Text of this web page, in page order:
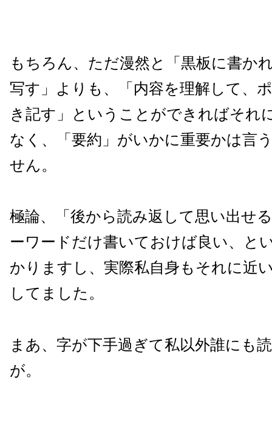
もちろん、ただ漫然と「黒板に書か
写す」よりも、「内容を理解して、
き記す」ということができればそれ
なく、「要約」がいかに重要かは言
せん。
極論、「後から読み返して思い出せ
ーワードだけ書いておけば良い、と
かりますし、実際私自身もそれに近
してました。
まあ、字が下手過ぎて私以外誰にも
が。